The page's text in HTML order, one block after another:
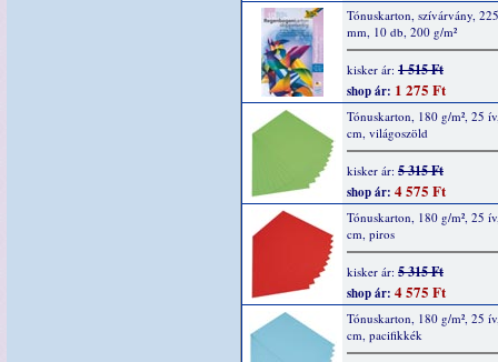
Tónuskarton, szívárvány,
mm, 10 db, 200 g/m²
kisker ár: 1 515 Ft
shop ár: 1 275 Ft
Tónuskarton, 180 g/m², 25
cm, világoszöld
kisker ár: 5 315 Ft
shop ár: 4 575 Ft
Tónuskarton, 180 g/m², 25
cm, piros
kisker ár: 5 315 Ft
shop ár: 4 575 Ft
Tónuskarton, 180 g/m², 25
cm, pacifikkék